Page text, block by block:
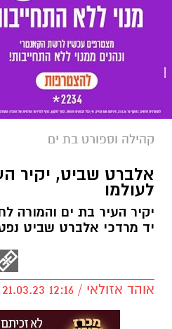
קהילה וספורט בת ים
אלברט שביט, יקיר
לעולמו
יקיר העיר בת ים והמורה
יד מרדכי אלברט שביט
אוהד אזולאי / 12:16 21.03.23